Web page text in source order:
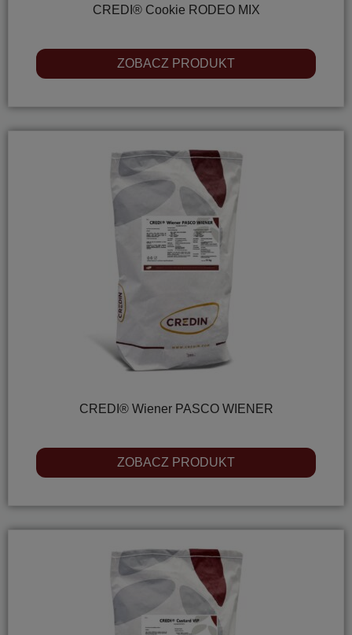
CREDI® Cookie RODEO MIX
ZOBACZ PRODUKT
CREDI® Wiener PASCO WIENER
ZOBACZ PRODUKT